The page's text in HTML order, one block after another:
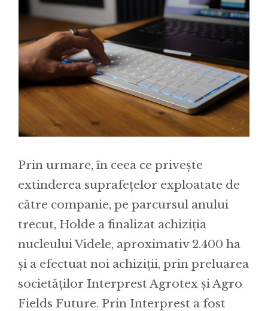
Prin urmare, în ceea ce privește
extinderea suprafețelor exploatate de
către companie, pe parcursul anului
trecut, Holde a finalizat achiziția
nucleului Videle, aproximativ 2.400 ha
și a efectuat noi achiziții, prin preluarea
societăților Interprest Agrotex și Agro
Fields Future. Prin Interprest a fost